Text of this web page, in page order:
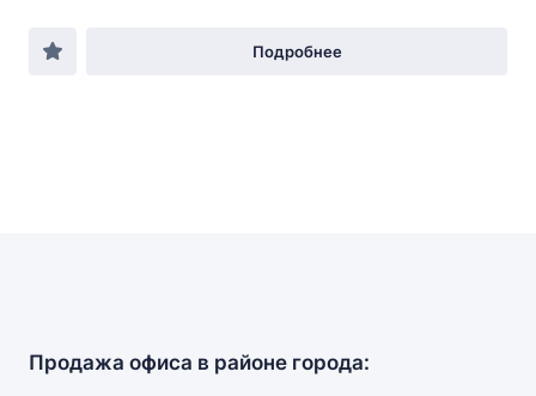
Подробнее
Продажа офиса в районе города: